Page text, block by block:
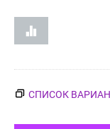
СПИСОК